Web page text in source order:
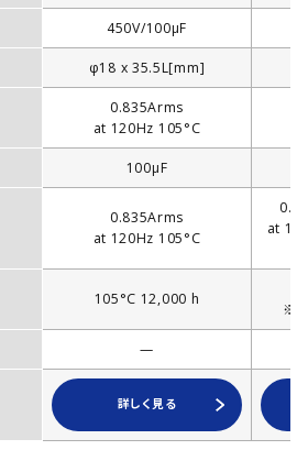
450V/100µF
φ18 x 35.5L[mm]
0.835Arms
at 120Hz 105°C
100µF
0.835Arms
at 120Hz 105°C
at
105°C 12,000 h
—
詳しく見る